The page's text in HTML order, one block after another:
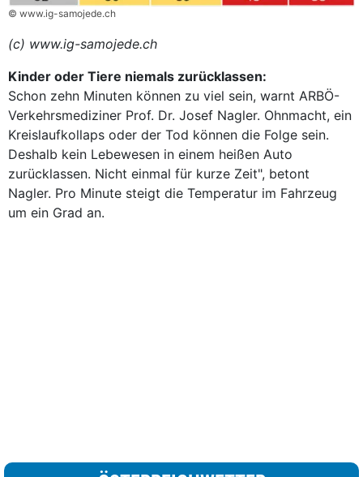
© www.ig-samojede.ch
(c) www.ig-samojede.ch
Kinder oder Tiere niemals zurücklassen:
Schon zehn Minuten können zu viel sein, warnt ARBÖ-
Verkehrsmediziner Prof. Dr. Josef Nagler. Ohnmacht, ein
Kreislaufkollaps oder der Tod können die Folge sein.
Deshalb kein Lebewesen in einem heißen Auto
zurücklassen. Nicht einmal für kurze Zeit", betont
Nagler. Pro Minute steigt die Temperatur im Fahrzeug
um ein Grad an.